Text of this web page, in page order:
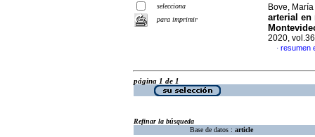
selecciona
para imprimir
Bove,
arterial en
2020,
· resumen
página 1 de 1
Refinar la búsqueda
Base de datos : article